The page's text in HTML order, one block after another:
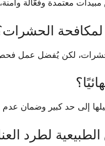
معتمدة وفعّالة
لمكافحة
عمل فحص شامل كل 3 إلى 6 أشهر
لطرد